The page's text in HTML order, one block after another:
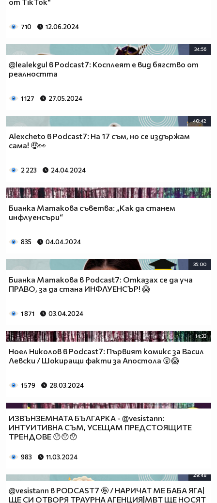
от TikTok"
710 12.06.2024
34:56
@lealekgul в Podcast7: Косплеят е вид бягство от
реалността
1 127 27.05.2024
40:42
Alexcheto в Podcast7: На 17 съм, но се издържам
сама! 🤑👀
2 223 24.04.2024
Бианка Матакова съветва: „Как да станем
инфлуенсъри“
835 04.04.2024
35:00
Бианка Матакова в Podcast7: Отказах се да уча
ПРАВО, за да стана ИНФЛУЕНСЪР! 😱
1 871 03.04.2024
14:33
Ноел Николов в Podcast7: Първият комикс за Васил
Левски / Шокиращи факти за Апостола 😲😱
1 579 28.03.2024
ИЗВЪНЗЕМНАТА БЪЛГАРКА - @vesistann:
ИНТУИТИВНА СЪМ, УСЕЩАМ ПРЕДСТОЯЩИТЕ
ТРЕНДОВЕ 😯😯😯
983 11.03.2024
29:48
@vesistann в PODCAST7 🤪 / НАРИЧАТ МЕ БАБА ЯГА|
ЩЕ СИ ОТВОРЯ ТРАУРНА АГЕНЦИЯ|MBT ЩЕ НОСЯТ